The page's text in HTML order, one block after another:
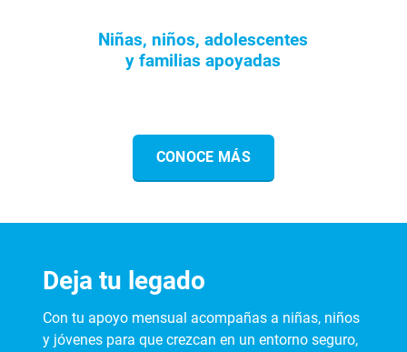
Niñas, niños, adolescentes
y familias apoyadas
CONOCE MÁS
Deja tu legado
Con tu apoyo mensual acompañas a niñas, niños
y jóvenes para que crezcan en un entorno seguro,